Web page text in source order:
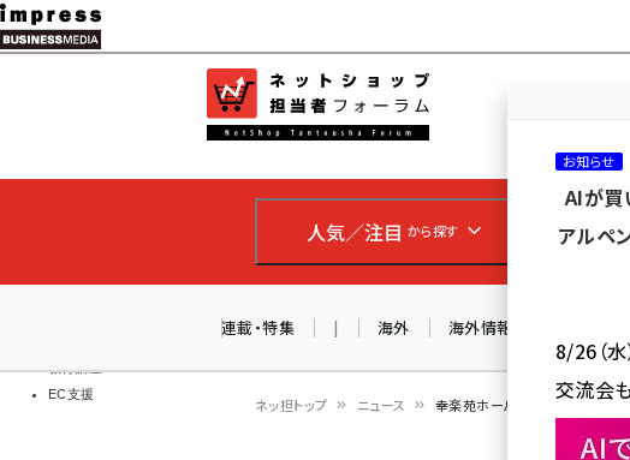
メ
イ
ン
ツ
移
教育講座
EC支援
人気／注目 から探す カテゴ
連載・特集 | 海外 海外情報
ネッ担トップ ニュース 幸楽苑ホールディングスがEC
お知らせ
AIが買
アルペ
8/26（
交流会